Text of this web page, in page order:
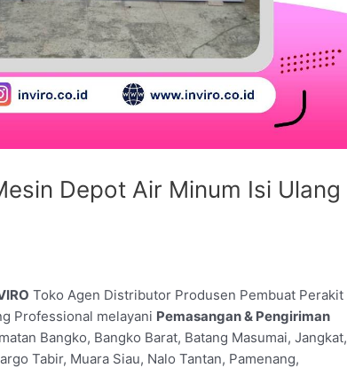
Depot Air Minum Isi Ulang
Toko Agen Distributor Produsen Pembuat Perakit
Professional melayani Pemasangan & Pengiriman
Bangko, Bangko Barat, Batang Masumai, Jangkat,
Tabir, Muara Siau, Nalo Tantan, Pamenang,